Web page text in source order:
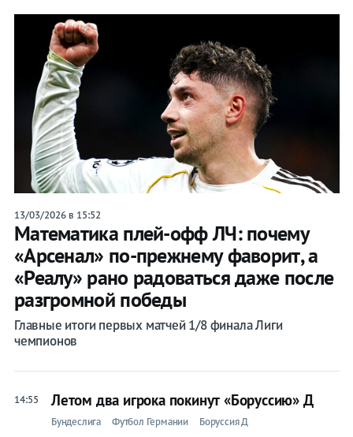
13/03/2026 в 15:52
Математика плей-офф ЛЧ: почему
«Арсенал» по-прежнему фаворит, а
«Реалу» рано радоваться даже после
разгромной победы
Главные итоги первых матчей 1/8 финала Лиги
чемпионов
14:55 Летом два игрока покинут «Боруссию» Д
Бундеслига Футбол Германии Боруссия Д